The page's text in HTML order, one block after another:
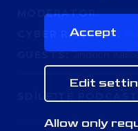
Accept
Edit
Allow only
MODERATOR:
CYBER RANGERS:
GUESTS: Jindřich
SDÍLEJTE PODCAST: